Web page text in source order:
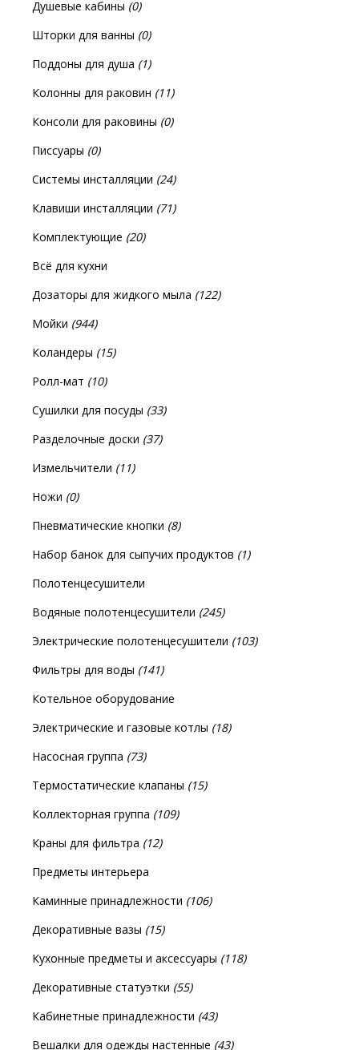
Душевые кабины (0)
Шторки для ванны (0)
Поддоны для душа (1)
Колонны для раковин (11)
Консоли для раковины (0)
Писсуары (0)
Системы инсталляции (24)
Клавиши инсталляции (71)
Комплектующие (20)
Всё для кухни
Дозаторы для жидкого мыла (122)
Мойки (944)
Коландеры (15)
Ролл-мат (10)
Сушилки для посуды (33)
Разделочные доски (37)
Измельчители (11)
Ножи (0)
Пневматические кнопки (8)
Набор банок для сыпучих продуктов (1)
Полотенцесушители
Водяные полотенцесушители (245)
Электрические полотенцесушители (103)
Фильтры для воды (141)
Котельное оборудование
Электрические и газовые котлы (18)
Насосная группа (73)
Термостатические клапаны (15)
Коллекторная группа (109)
Краны для фильтра (12)
Предметы интерьера
Каминные принадлежности (106)
Декоративные вазы (15)
Кухонные предметы и аксессуары (118)
Декоративные статуэтки (55)
Кабинетные принадлежности (43)
Вешалки для одежды настенные (43)